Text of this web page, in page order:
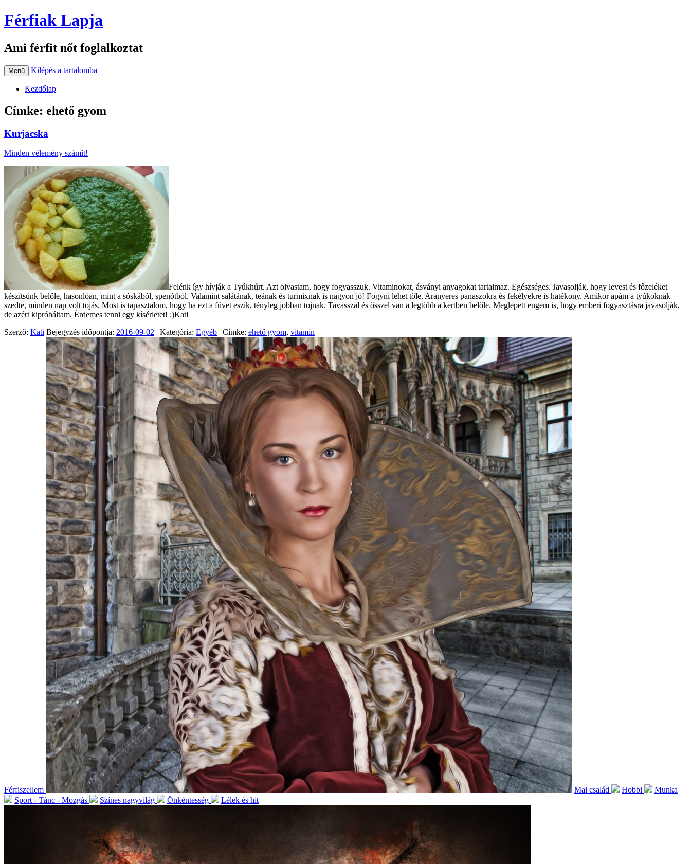
Férfiak Lapja
Ami férfit nőt foglalkoztat
Menü Kilépés a tartalomba
Kezdőlap
Címke: ehető gyom
Kurjacska
Minden vélemény számít!
Felénk így hívják a Tyúkhúrt. Azt olvastam, hogy fogyasszuk. Vitaminokat, ásványi anyagokat tartalmaz. Egészséges. Javasolják, hogy levest és főzeléket
készítsünk belőle, hasonlóan, mint a sóskából, spenótból. Valamint salátának, teának és turmixnak is nagyon jó! Fogyni lehet tőle. Aranyeres panaszokra és fekélyekre is hatékony. Amikor apám a tyúkoknak
szedte, minden nap volt tojás. Most is tapasztalom, hogy ha ezt a füvet eszik, tényleg jobban tojnak. Tavasszal és ősszel van a legtöbb a kertben belőle. Meglepett engem is, hogy emberi fogyasztásra javasolják,
de azért kipróbáltam. Érdemes tenni egy kísérletet! :)Kati
Szerző: Kati Bejegyzés időpontja: 2016-09-02 | Kategória: Egyéb | Címke: ehető gyom, vitamin
Férfiszellem Mai család Hobbi
Munka
Sport - Tánc - Mozgás
Színes nagyvilág Önkéntesség Lélek és hit